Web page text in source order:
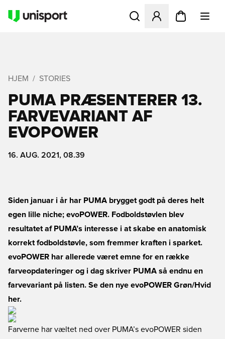
Åbner en Modal til at
HJEM STORIES
PUMA PRÆSENTERER 13.
FARVEVARIANT AF
EVOPOWER
16. AUG. 2021, 08.39
Siden januar i år har PUMA brygget godt på deres helt
egen lille niche; evoPOWER. Fodboldstøvlen blev
resultatet af PUMA’s interesse i at skabe en anatomisk
korrekt fodboldstøvle, som fremmer kraften i sparket.
evoPOWER har allerede været emne for en række
farveopdateringer og i dag skriver PUMA så endnu en
farvevariant på listen. Se den nye evoPOWER Grøn/Hvid
her.
Farverne har væltet ned over PUMA’s evoPOWER siden